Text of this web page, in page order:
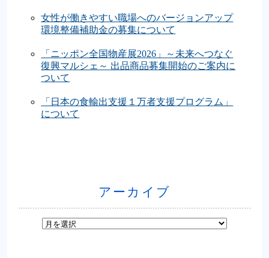
女性が働きやすい職場へのバージョンアップ
環境整備補助金の募集について
「ニッポン全国物産展2026」～未来へつなぐ
復興マルシェ～ 出品商品募集開始のご案内に
ついて
「日本の食輸出支援１万者支援プログラム」
について
アーカイブ